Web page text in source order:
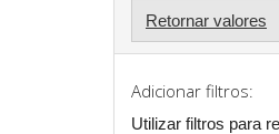
Retornar valores
Adicionar filtros:
Utilizar filtros para